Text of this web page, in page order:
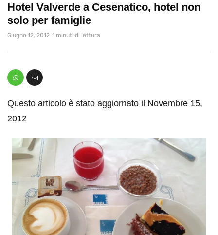
Hotel Valverde a Cesenatico, hotel non
solo per famiglie
Giugno 12, 2012 1 minuti di lettura
Questo articolo è stato aggiornato il Novembre 15,
2012